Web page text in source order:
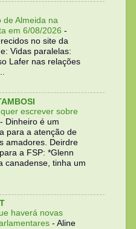
de Almeida na
em 6/08/2026 -
no site da
Vidas paralelas:
Lafer nas relações
escrever sobre
- Dinheiro é um
para a atenção de
amadores. Deirdre
a FSP: *Glenn
canadense, tinha um
haverá novas
- Aline